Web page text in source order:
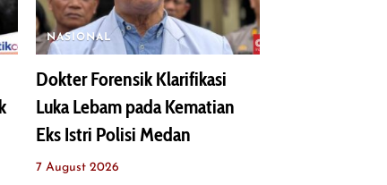
NASIONAL
Dokter Forensik Klarifikasi
Luka Lebam pada Kematian
Eks Istri Polisi Medan
7 August 2026